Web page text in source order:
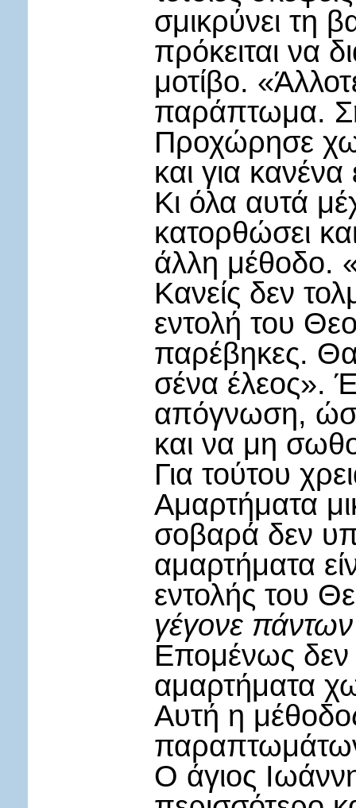
σμικρύνει τη
πρόκειται να
μοτίβο.
παράπτωμα.
Προχώρησε
και για
Κι όλα αυτά
κατορθώσει
άλλη μέθοδο.
Κανείς δεν
εντολή του
παρέβηκες. Θα
σένα έλεος».
απόγνωση,
και να μη
Για τούτου
Αμαρτήματα
σοβαρά δεν
αμαρτήματα
εντολής του
γέγονε
Επομένως δεν
αμαρτήματα
Αυτή η
παραπτωμάτων
Ο άγιος